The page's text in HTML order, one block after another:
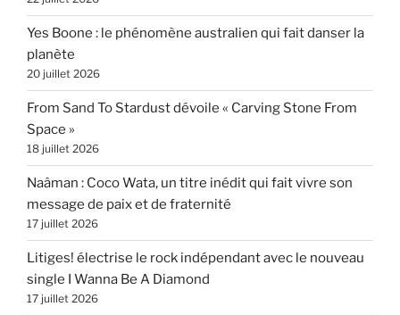
Yes Boone : le phénomène australien qui fait danser la
planète
20 juillet 2026
From Sand To Stardust dévoile « Carving Stone From
Space »
18 juillet 2026
Naâman : Coco Wata, un titre inédit qui fait vivre son
message de paix et de fraternité
17 juillet 2026
Litiges! électrise le rock indépendant avec le nouveau
single I Wanna Be A Diamond
17 juillet 2026